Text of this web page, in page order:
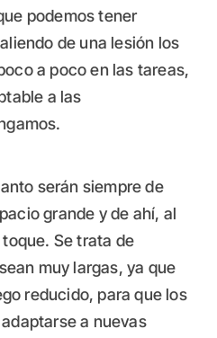
podemos tener
de una lesión los
a poco en las tareas,
a las
serán siempre de
grande y de ahí, al
Se trata de
muy largas, ya que
reducido, para que los
a nuevas